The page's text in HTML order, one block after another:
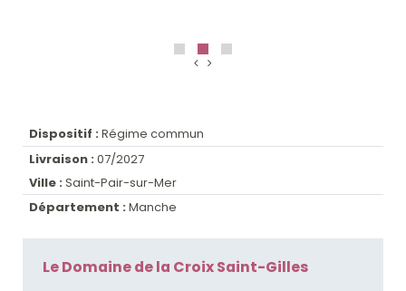
Dispositif : Régime commun
Livraison : 07/2027
Ville : Saint-Pair-sur-Mer
Département : Manche
Le Domaine de la Croix Saint-Gilles